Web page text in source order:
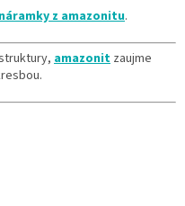
z amazonitu.
amazonit zaujme